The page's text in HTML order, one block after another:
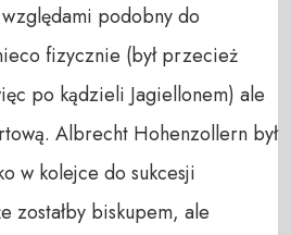
podobny do
fizycznie (był przecież
po kądzieli Jagiellonem) ale
Albrecht Hohenzollern był
w kolejce do sukcesji
zostałby biskupem, ale